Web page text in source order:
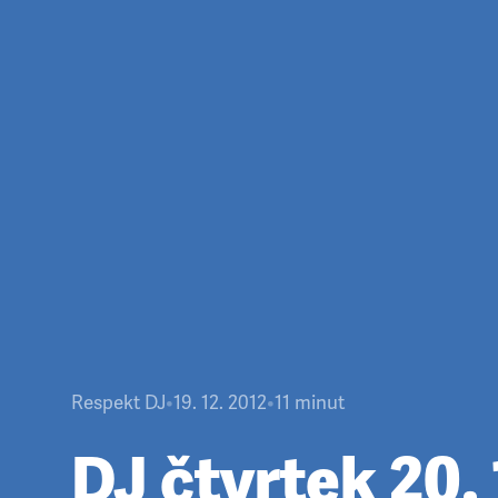
Respekt DJ•19. 12. 2012•11 minut
DJ čtvrtek 20.